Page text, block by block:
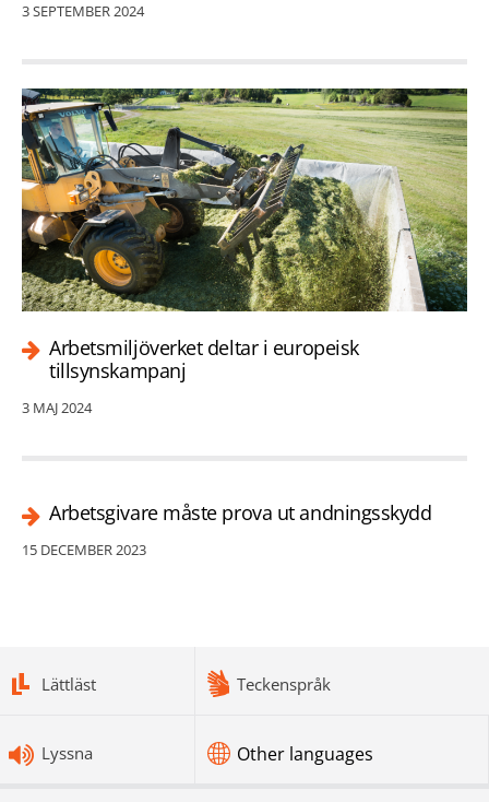
3 SEPTEMBER 2024
Arbetsmiljöverket deltar i europeisk
tillsynskampanj
3 MAJ 2024
Arbetsgivare måste prova ut andningsskydd
15 DECEMBER 2023
Lättläst Teckenspråk
Lyssna Other languages